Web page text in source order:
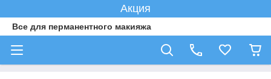
Акция
Все для перманентного макияжа